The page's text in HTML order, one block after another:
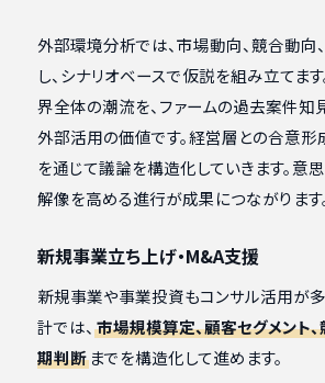
外部環境分析では、市場動向、競合動向
し、シナリオベースで仮説を組み立てま
界全体の潮流を、ファームの過去案件
外部活用の価値です。経営層との合意形
を通じて議論を構造化していきます。
解像を高める進行が成果につながります
新規事業立ち上げ・M&A支援
新規事業や事業投資もコンサル活用が
計では、 市場規模算定、顧客セグメント
期判断までを構造化して進めます。